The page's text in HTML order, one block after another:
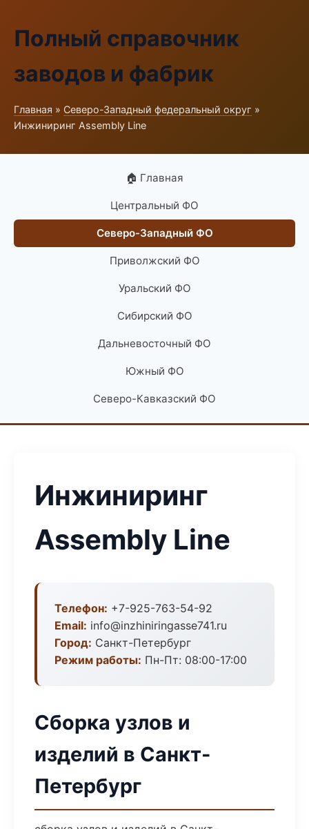
Полный справочник
заводов и фабрик
Главная » Северо-Западный федеральный округ »
Инжиниринг Assembly Line
🏠 Главная
Центральный ФО
Северо-Западный ФО
Приволжский ФО
Уральский ФО
Сибирский ФО
Дальневосточный ФО
Южный ФО
Северо-Кавказский ФО
Инжиниринг
Assembly Line
Телефон: +7-925-763-54-92
Email: info@inzhiniringasse741.ru
Город: Санкт-Петербург
Режим работы: Пн-Пт: 08:00-17:00
Сборка узлов и
изделий в Санкт-
Петербург